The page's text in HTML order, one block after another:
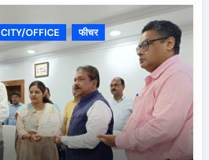
CITY/OFFICE फीचर